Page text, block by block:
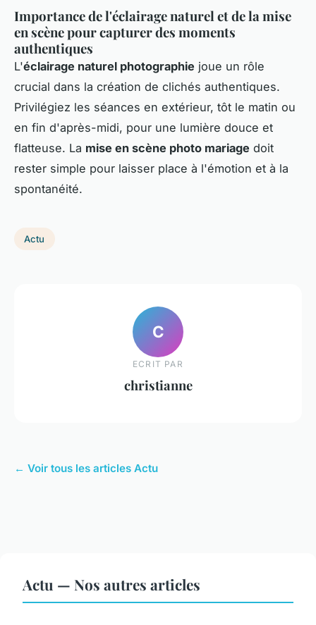
Importance de l'éclairage naturel et de la mise
en scène pour capturer des moments
authentiques
L'éclairage naturel photographie joue un rôle
crucial dans la création de clichés authentiques.
Privilégiez les séances en extérieur, tôt le matin ou
en fin d'après-midi, pour une lumière douce et
flatteuse. La mise en scène photo mariage doit
rester simple pour laisser place à l'émotion et à la
spontanéité.
Actu
C
ECRIT PAR
christianne
← Voir tous les articles Actu
Actu — Nos autres articles